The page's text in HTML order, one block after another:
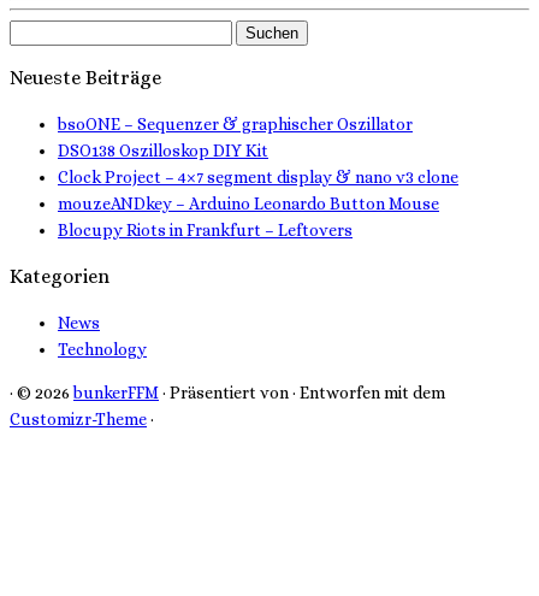
Neueste Beiträge
bsoONE – Sequenzer & graphischer Oszillator
DSO138 Oszilloskop DIY Kit
Clock Project – 4×7 segment display & nano v3 clone
mouzeANDkey – Arduino Leonardo Button Mouse
Blocupy Riots in Frankfurt – Leftovers
Kategorien
News
Technology
· © 2026 bunkerFFM· Präsentiert von· Entworfen mit dem
Customizr-Theme·